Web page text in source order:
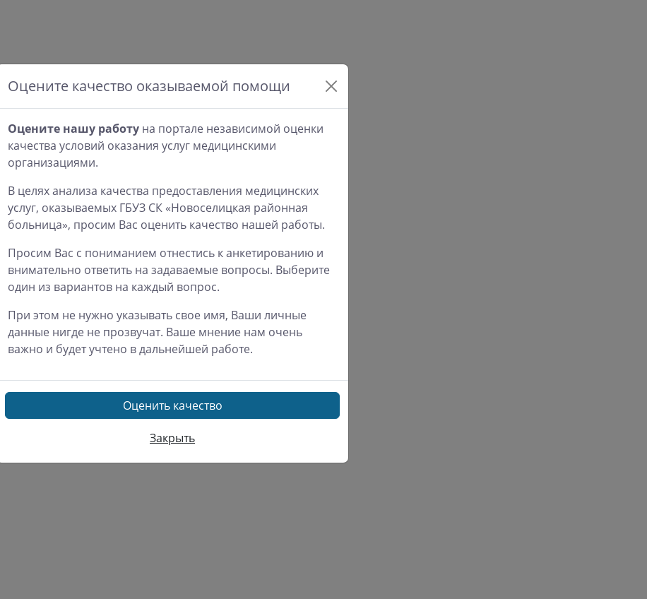
Оцените качество оказываемой помощи
Оцените нашу работу на портале независимой оценки
качества условий оказания услуг медицинскими
организациями.
В целях анализа качества предоставления медицинских
услуг, оказываемых ГБУЗ СК «Новоселицкая районная
больница», просим Вас оценить качество нашей работы.
Просим Вас с пониманием отнестись к анкетированию и
внимательно ответить на задаваемые вопросы. Выберите
один из вариантов на каждый вопрос.
При этом не нужно указывать свое имя, Ваши личные
данные нигде не прозвучат. Ваше мнение нам очень
важно и будет учтено в дальнейшей работе.
Оценить качество
Закрыть